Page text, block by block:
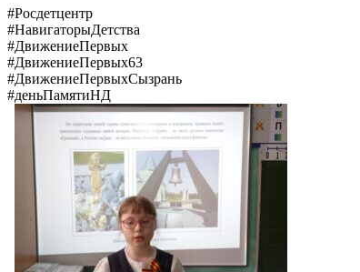
#Росдетцентр
#НавигаторыДетства
#ДвижениеПервых
#ДвижениеПервых63
#ДвижениеПервыхСызрань
#деньПамятиНД